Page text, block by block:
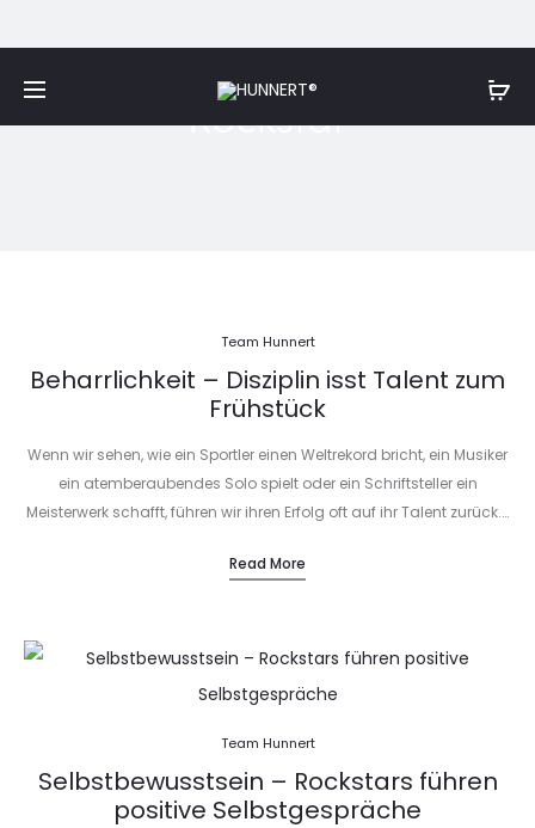
Rockstar
Team Hunnert
Beharrlichkeit – Disziplin isst Talent zum
Frühstück
Wenn wir sehen, wie ein Sportler einen Weltrekord bricht, ein Musiker
ein atemberaubendes Solo spielt oder ein Schriftsteller ein
Meisterwerk schafft, führen wir ihren Erfolg oft auf ihr Talent zurück.…
Read More
Team Hunnert
Selbstbewusstsein – Rockstars führen
positive Selbstgespräche